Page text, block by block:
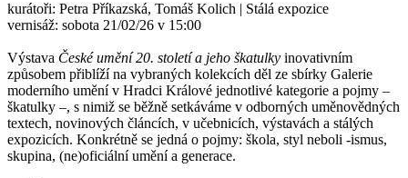
kurátoři: Petra Příkazská, Tomáš Kolich | Stálá expozice
vernisáž: sobota 21/02/26 v 15:00
Výstava České umění 20. století a jeho škatulky inovativním
způsobem přiblíží na vybraných kolekcích děl ze sbírky Galerie
moderního umění v Hradci Králové jednotlivé kategorie a pojmy –
škatulky –, s nimiž se běžně setkáváme v odborných uměnovědných
textech, novinových článcích, v učebnicích, výstavách a stálých
expozicích. Konkrétně se jedná o pojmy: škola, styl neboli -ismus,
skupina, (ne)oficiální umění a generace.